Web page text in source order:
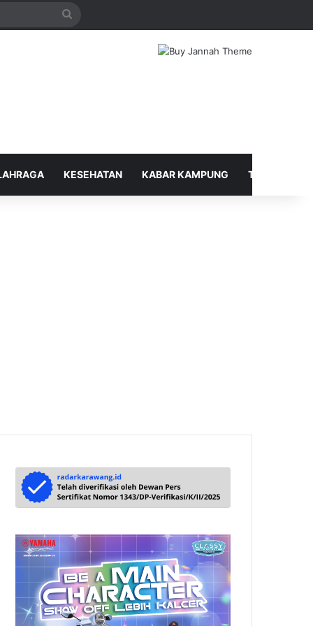
Search
KESEHATAN KABAR KAMPUNG TELUSUR